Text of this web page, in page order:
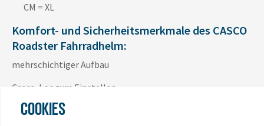
CM = XL
Komfort- und Sicherheitsmerkmale des CASCO
Roadster Fahrradhelm:
mehrschichtiger Aufbau
Casco-Loc zum Einstellen
My Stile - individueller Look
COOKIES